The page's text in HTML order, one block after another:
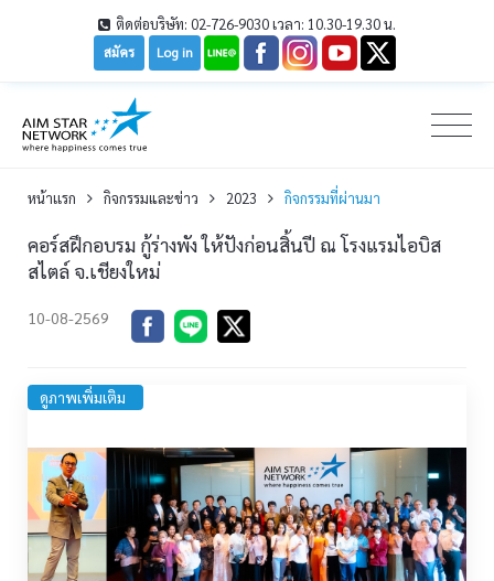
ติดต่อบริษัท: 02-726-9030 เวลา: 10.30-19.30 น.
Log in
สมัคร
หน้าเเรก กิจกรรมและข่าว 2023 กิจกรรมที่ผ่านมา
คอร์สฝึกอบรม กู้ร่างพัง ให้ปังก่อนสิ้นปี ณ โรงแรมไอบิส
สไตล์ จ.เชียงใหม่
10-08-2569
ดูภาพเพิ่มเติม